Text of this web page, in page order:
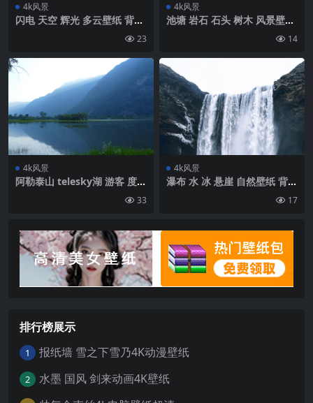
4k风景
闪电 天空 辉光 多云壁纸 背景
23
4k风景
池塘 岩石 石头 树木 风景壁纸
14
4k风景
阿勒泰山 telesky湖 游客 度假
33
4k风景
瀑布 水 冰 悬崖 自然壁纸 背景
17
排行榜展示
1 报纸墙 雪之下雪乃4K动漫壁纸
2 水墨 国风 剑来动画4K壁纸